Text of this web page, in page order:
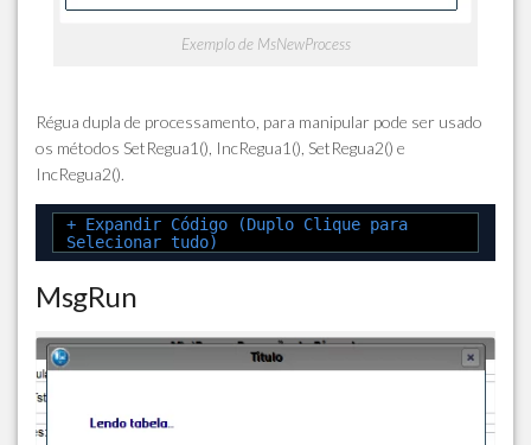
Exemplo de MsNewProcess
Régua dupla de processamento, para manipular pode ser usado
os métodos SetRegua1(), IncRegua1(), SetRegua2() e
IncRegua2().
+ Expandir Código (Duplo Clique para
Selecionar tudo)
MsgRun